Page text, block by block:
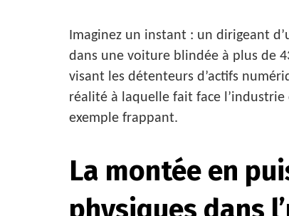
Imaginez un instant : un dirigeant
dans une voiture blindée à plus de
visant les détenteurs d’actifs
réalité à laquelle fait face
exemple frappant.
La montée en